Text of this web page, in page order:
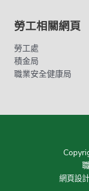
勞工相關網頁
勞工處
積金局
職業安全健康局
網頁設計